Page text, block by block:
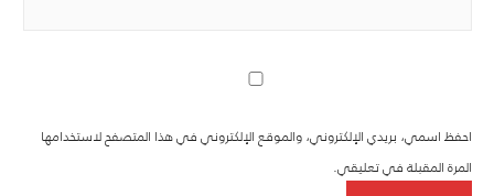
احفظ اسمي، بريدي الإلكتروني، والموقع الإلكتروني في هذا المتصفح لاستخدامها
المرة المقبلة في تعليقي.